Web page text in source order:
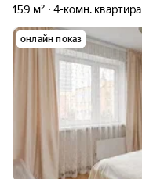
159 м² 4-комн. квартира
онлайн показ